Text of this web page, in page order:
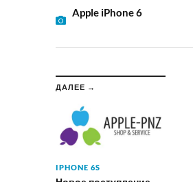
Apple iPhone 6
ДАЛЕЕ →
IPHONE 6S